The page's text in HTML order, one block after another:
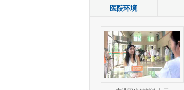
医院环境